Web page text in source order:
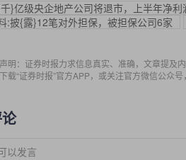
}亿级央企地产公司将退市，上半年净
:披{露}12笔对外担保，被担保公司6家
声明：证券时报力求信息真实、准确，文章提及
下载“证券时报”官方APP，或关注官方微信公众
以发言